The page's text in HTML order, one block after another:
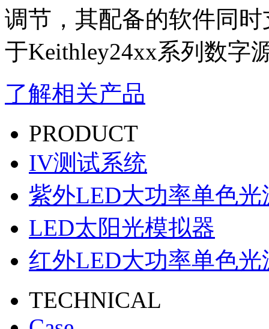
调节，其配备的软件同
于Keithley24xx系列数字
了解相关产品
PRODUCT
IV测试系统
紫外LED大功率单色光
LED太阳光模拟器
红外LED大功率单色光
TECHNICAL